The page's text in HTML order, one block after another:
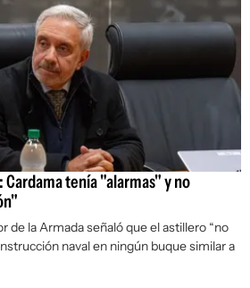
tenía "alarmas" y no
de la Armada señaló que el astillero “no
naval en ningún buque similar a